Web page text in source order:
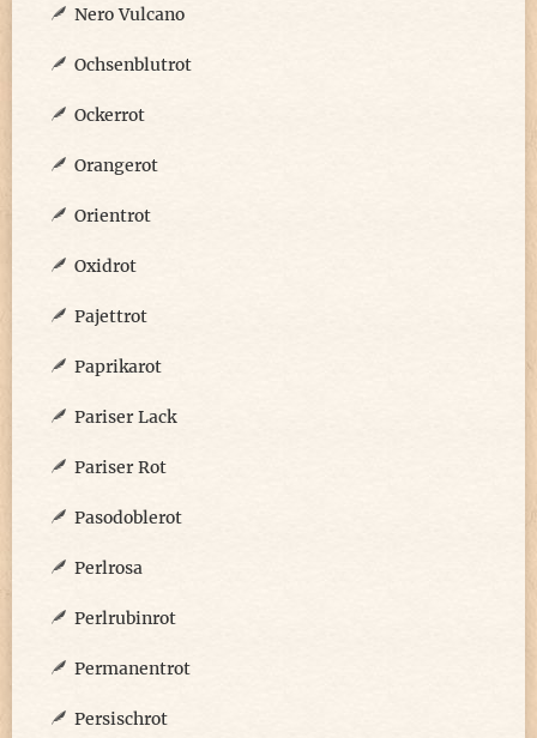
Nero Vulcano
Ochsenblutrot
Ockerrot
Orangerot
Orientrot
Oxidrot
Pajettrot
Paprikarot
Pariser Lack
Pariser Rot
Pasodoblerot
Perlrosa
Perlrubinrot
Permanentrot
Persischrot